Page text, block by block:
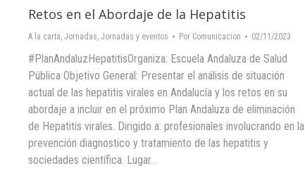
Retos en el Abordaje de la Hepatitis
A la carta, Jornadas, Jornadas y eventos Por Comunicacion 02/11/2023
#PlanAndaluzHepatitisOrganiza: Escuela Andaluza de Salud
Pública Objetivo General: Presentar el análisis de situación
actual de las hepatitis virales en Andalucía y los retos en su
abordaje a incluir en el próximo Plan Andaluza de eliminación
de Hepatitis virales. Dirigido a: profesionales involucrando en la
prevención diagnostico y tratamiento de las hepatitis y
sociedades científica. Lugar…